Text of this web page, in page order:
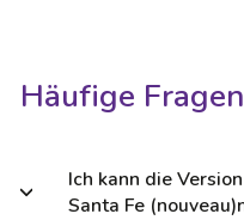
Häufige Fragen
Ich kann die
Santa Fe